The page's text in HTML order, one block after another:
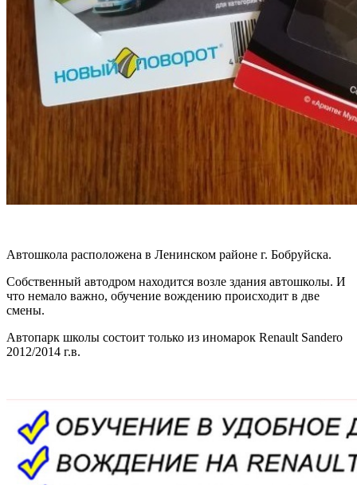
Автошкола расположена в Ленинском районе г. Бобруйска.
Собственный автодром находится возле здания автошколы. И
что немало важно, обучение вождению происходит в две
смены.
Автопарк школы состоит только из иномарок Renault Sandero
2012/2014 г.в.